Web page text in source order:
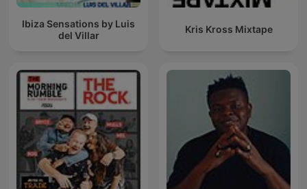
Ibiza Sensations by Luis
del Villar
Kris Kross Mixtape